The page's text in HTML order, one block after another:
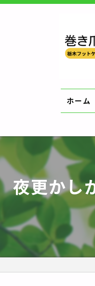
ホーム
夜更かし